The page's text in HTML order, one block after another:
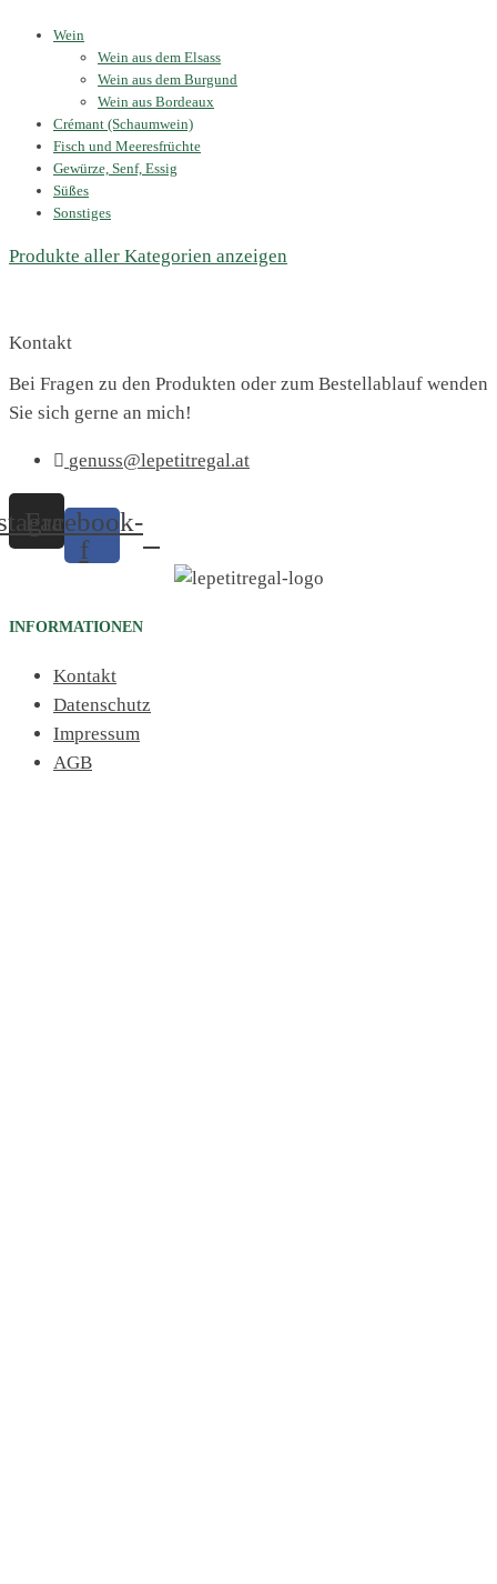
Wein
Wein aus dem Elsass
Wein aus dem Burgund
Wein aus Bordeaux
Crémant (Schaumwein)
Fisch und Meeresfrüchte
Gewürze, Senf, Essig
Süßes
Sonstiges
Produkte aller Kategorien anzeigen
Kontakt
Bei Fragen zu den Produkten oder zum Bestellablauf wenden
Sie sich gerne an mich!
genuss@lepetitregal.at
Facebook-
f
INFORMATIONEN
Kontakt
Datenschutz
Impressum
AGB